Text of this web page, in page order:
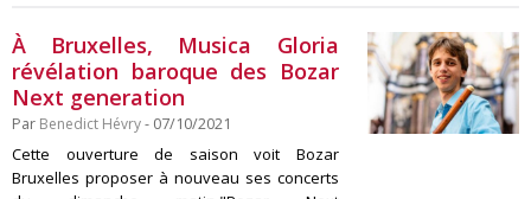
À Bruxelles, Musica Gloria
révélation baroque des Bozar
Next generation
Par Benedict Hévry- 07/10/2021
Cette ouverture de saison voit Bozar
Bruxelles proposer à nouveau ses concerts